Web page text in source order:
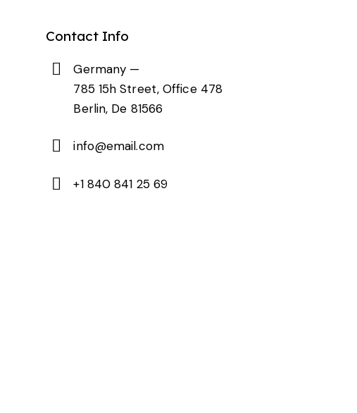
Contact Info
Germany —
785 15h Street, Office 478
Berlin, De 81566
info@email.com
+1 840 841 25 69